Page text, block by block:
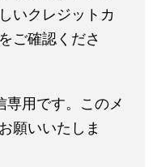
いクレジットカ
ご確認くださ
専用です。このメ
願いいたしま